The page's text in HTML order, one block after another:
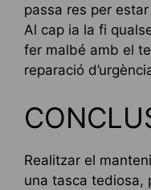
passa res per
Al cap ia la fi
fer malbé amb el
reparació
Realitzar el
una tasca tediosa,